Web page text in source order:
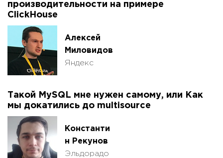
производительности на примере
ClickHouse
Алексей
Миловидов
Яндекс
Такой MySQL мне нужен самому, или Как
мы докатились до multisource
Константи
н Рекунов
Эльдорадо